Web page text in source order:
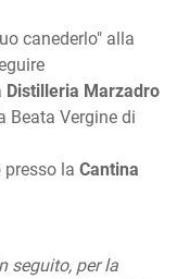
canederlo" alla
Distilleria Marzadro
Beata Vergine di
la Cantina
seguito, per la